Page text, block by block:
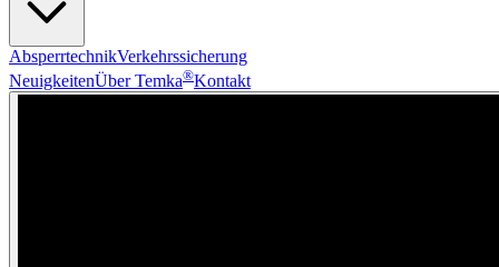
AbsperrtechnikVerkehrssicherung
NeuigkeitenÜber Temka®Kontakt